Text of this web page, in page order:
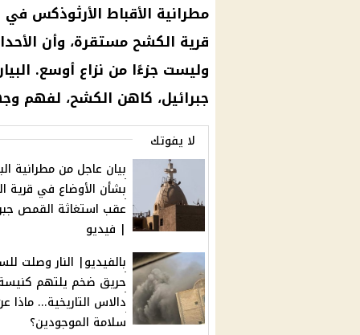
مطرانية الأقباط الأرثوذكس في
قرية الكشح مستقرة، وأن
وليست جزءًا من نزاع أوسع.
جبرائيل، كاهن الكشح، لفهم
لا يفوتك
بيان عاجل من مطرانية
بشأن الأوضاع في قرية
عقب استغاثة القمص
| فيديو
بالفيديو| النار وصلت
حريق ضخم يلتهم
دالاس التاريخية... ماذا
سلامة الموجودين؟